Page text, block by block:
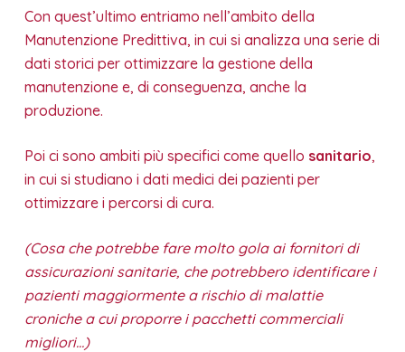
Con quest’ultimo entriamo nell’ambito della
Manutenzione Predittiva, in cui si analizza una serie di
dati storici per ottimizzare la gestione della
manutenzione e, di conseguenza, anche la
produzione.
Poi ci sono ambiti più specifici come quello sanitario,
in cui si studiano i dati medici dei pazienti per
ottimizzare i percorsi di cura.
(Cosa che potrebbe fare molto gola ai fornitori di
assicurazioni sanitarie, che potrebbero identificare i
pazienti maggiormente a rischio di malattie
croniche a cui proporre i pacchetti commerciali
migliori…)